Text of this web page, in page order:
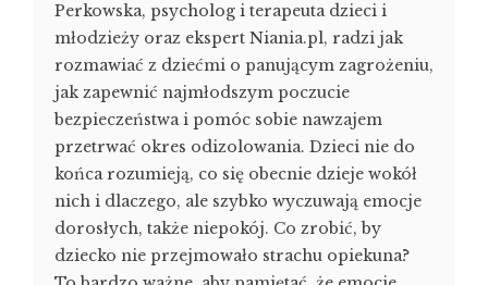
Perkowska, psycholog i terapeuta dzieci i
młodzieży oraz ekspert Niania.pl, radzi jak
rozmawiać z dziećmi o panującym zagrożeniu,
jak zapewnić najmłodszym poczucie
bezpieczeństwa i pomóc sobie nawzajem
przetrwać okres odizolowania. Dzieci nie do
końca rozumieją, co się obecnie dzieje wokół
nich i dlaczego, ale szybko wyczuwają emocje
dorosłych, także niepokój. Co zrobić, by
dziecko nie przejmowało strachu opiekuna?